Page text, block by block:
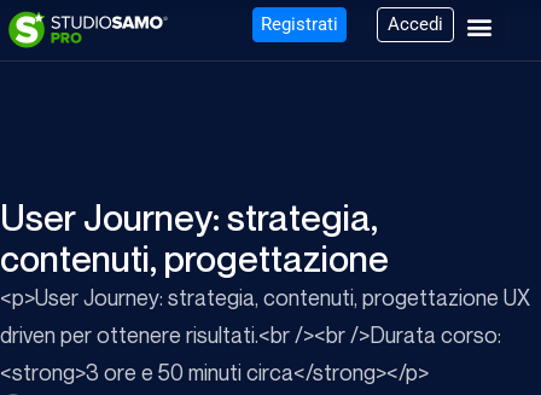
Registrati Accedi
User Journey: strategia,
contenuti, progettazione
<p>User Journey: strategia, contenuti, progettazione UX
driven per ottenere risultati.<br /><br />Durata corso:
<strong>3 ore e 50 minuti circa</strong></p>